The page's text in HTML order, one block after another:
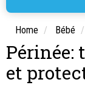
Home Bébé
Périnée:
et